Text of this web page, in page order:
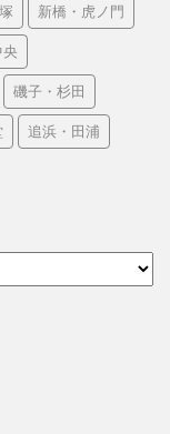
新橋・虎ノ門
磯子・杉田
追浜・田浦